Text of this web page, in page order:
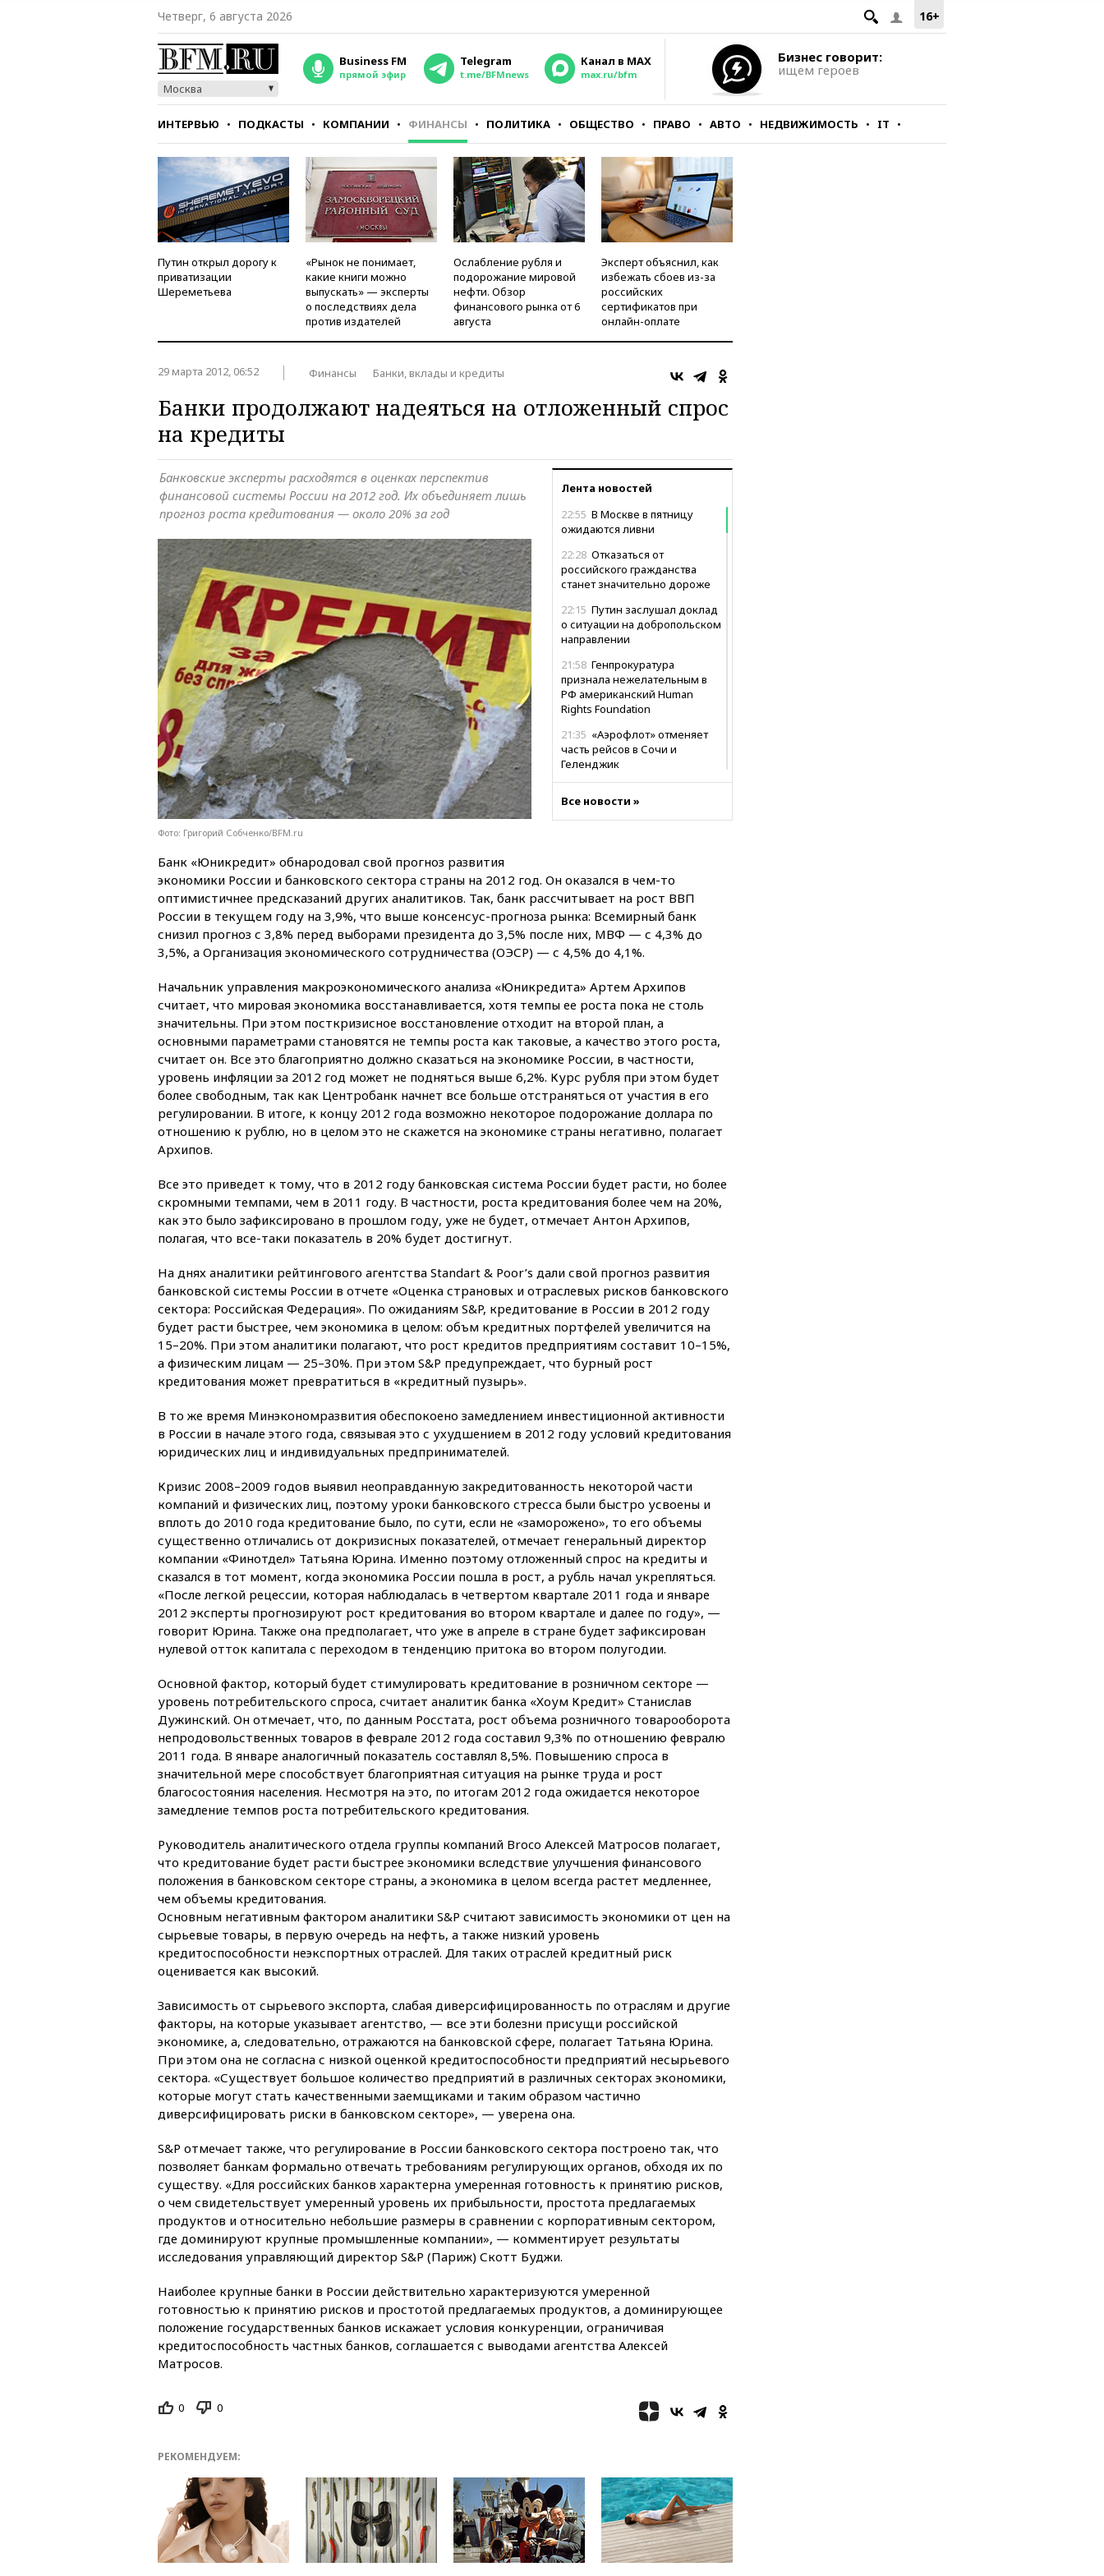
16+
Четверг, 6 августа 2026
Москва
Business FM
прямой эфир
Telegram
t.me/BFMnews
Канал в MAX
max.ru/bfm
Бизнес говорит:
ищем героев
ИНТЕРВЬЮ ПОДКАСТЫ КОМПАНИИ ФИНАНСЫ ПОЛИТИКА ОБЩЕСТВО ПРАВО АВТО НЕДВИЖИМОСТЬ IT
СТИЛЬ ТЕСТЫ
Путин открыл дорогу к
приватизации
Шереметьева
«Рынок не понимает,
какие книги можно
выпускать» — эксперты
о последствиях дела
против издателей
Ослабление рубля и
подорожание мировой
нефти. Обзор
финансового рынка от 6
августа
Эксперт объяснил, как
избежать сбоев из-за
российских
сертификатов при
онлайн-оплате
29 марта 2012, 06:52 Финансы Банки, вклады и кредиты
Банки продолжают надеяться на отложенный спрос
на кредиты
Лента новостей
22:55 В Москве в пятницу
ожидаются ливни
22:28 Отказаться от
российского гражданства
станет значительно дороже
22:15 Путин заслушал доклад
о ситуации на добропольском
направлении
21:58 Генпрокуратура
признала нежелательным в
РФ американский Human
Rights Foundation
21:35 «Аэрофлот» отменяет
часть рейсов в Сочи и
Геленджик
выиграл золото чемпионата
Европы в прыжках с 10-
концессии строительства ж/д
в Армении
В России вновь
обсуждают эксперимент по
онлайн-продаже алкоголя
20:45 Матвиенко: россиянам
могут рекомендовать не
посещать Армению
20:35ПВО за день сбила еще
281 украинский беспилотник
над Россией
20:27Ямпольская призвала
оптимизировать олимпиады
для поступления в вузы
БПЛА из средств на ремонт
20:00Зеленский 8 августа
посетит Сербию с
законопроект об отмене ЕГЭ
19:50Аэропорты Сочи и
Ярославля приостановили
работу
19:35 WP: Трамп призвал
доноров-республиканцев
19:20 Число ломбардов в РФ
превысило максимум 2022
Жуковский и аэропорт
Геленджика возобновили
работу
Путин уточнил порядок
присвоения воинских званий
добровольцам
18:50
Euractiv: восток
Финляндии приходит в упадок
без российских туристов
18:35
В Жуковском и
аэропорту Геленджика
18:21Зюганов присоединился
к критике «Яблока»
18:15Четыре человека
пострадали при атаках ВСУ на
Белгородскую область
18:00Совет мира выбрал
17:50Миронов призвал снять
«Яблоко» с выборов в Госдуму
«золотую акцию» в
управлении аэропортом
Шереметьево
автобусу в Запорожской
области
17:25В аэропортах Сочи и
Геленджика сняты
ограничения
17:17Власти РФ помогут
пострадавшему от атак на
16:55Экс-директору Popcorn
Books запросили четыре года
условно
16:46ЦБ: международные
резервы России снизились
16:35
На восстановление
Херсонской области направят
16:16The Guardian: ученые
США создали
гипоаллергенных собак
Два человека погибли
при атаках дронов ВСУ в
сальмонеллеза
14:57
Жара в Европе может
нанести ущерб экономике в
размере €800 млрд
14:49
Пентагон озаботился
Все новости »
Банковские эксперты расходятся в оценках перспектив
финансовой системы России на 2012 год. Их объединяет лишь
прогноз роста кредитования — около 20% за год
Фото: Григорий Собченко/BFM.ru
Банк «Юникредит» обнародовал свой прогноз развития
экономики России и банковского сектора страны на 2012 год. Он оказался в чем-то
оптимистичнее предсказаний других аналитиков. Так, банк рассчитывает на рост ВВП
России в текущем году на 3,9%, что выше консенсус-прогноза рынка: Всемирный банк
снизил прогноз с 3,8% перед выборами президента до 3,5% после них, МВФ — с 4,3% до
3,5%, а Организация экономического сотрудничества (ОЭСР) — с 4,5% до 4,1%.
Начальник управления макроэкономического анализа «Юникредита» Артем Архипов
считает, что мировая экономика восстанавливается, хотя темпы ее роста пока не столь
значительны. При этом посткризисное восстановление отходит на второй план, а
основными параметрами становятся не темпы роста как таковые, а качество этого роста,
считает он. Все это благоприятно должно сказаться на экономике России, в частности,
уровень инфляции за 2012 год может не подняться выше 6,2%. Курс рубля при этом будет
более свободным, так как Центробанк начнет все больше отстраняться от участия в его
регулировании. В итоге, к концу 2012 года возможно некоторое подорожание доллара по
отношению к рублю, но в целом это не скажется на экономике страны негативно, полагает
Архипов.
Все это приведет к тому, что в 2012 году банковская система России будет расти, но более
скромными темпами, чем в 2011 году. В частности, роста кредитования более чем на 20%,
как это было зафиксировано в прошлом году, уже не будет, отмечает Антон Архипов,
полагая, что все-таки показатель в 20% будет достигнут.
На днях аналитики рейтингового агентства Standart & Poor’s дали свой прогноз развития
банковской системы России в отчете «Оценка страновых и отраслевых рисков банковского
сектора: Российская Федерация». По ожиданиям S&P, кредитование в России в 2012 году
будет расти быстрее, чем экономика в целом: объм кредитных портфелей увеличится на
15–20%. При этом аналитики полагают, что рост кредитов предприятиям составит 10–15%,
а физическим лицам — 25–30%. При этом S&P предупреждает, что бурный рост
кредитования может превратиться в «кредитный пузырь».
В то же время Минэкономразвития обеспокоено замедлением инвестиционной активности
в России в начале этого года, связывая это с ухудшением в 2012 году условий кредитования
юридических лиц и индивидуальных предпринимателей.
Кризис 2008–2009 годов выявил неоправданную закредитованность некоторой части
компаний и физических лиц, поэтому уроки банковского стресса были быстро усвоены и
вплоть до 2010 года кредитование было, по сути, если не «заморожено», то его объемы
существенно отличались от докризисных показателей, отмечает генеральный директор
компании «Финотдел» Татьяна Юрина. Именно поэтому отложенный спрос на кредиты и
сказался в тот момент, когда экономика России пошла в рост, а рубль начал укрепляться.
«После легкой рецессии, которая наблюдалась в четвертом квартале 2011 года и январе
2012 эксперты прогнозируют рост кредитования во втором квартале и далее по году», —
говорит Юрина. Также она предполагает, что уже в апреле в стране будет зафиксирован
нулевой отток капитала с переходом в тенденцию притока во втором полугодии.
Основной фактор, который будет стимулировать кредитование в розничном секторе —
уровень потребительского спроса, считает аналитик банка «Хоум Кредит» Станислав
Дужинский. Он отмечает, что, по данным Росстата, рост объема розничного товарооборота
непродовольственных товаров в феврале 2012 года составил 9,3% по отношению февралю
2011 года. В январе аналогичный показатель составлял 8,5%. Повышению спроса в
значительной мере способствует благоприятная ситуация на рынке труда и рост
благосостояния населения. Несмотря на это, по итогам 2012 года ожидается некоторое
замедление темпов роста потребительского кредитования.
Руководитель аналитического отдела группы компаний Broco Алексей Матросов полагает,
что кредитование будет расти быстрее экономики вследствие улучшения финансового
положения в банковском секторе страны, а экономика в целом всегда растет медленнее,
чем объемы кредитования.
Основным негативным фактором аналитики S&P считают зависимость экономики от цен на
сырьевые товары, в первую очередь на нефть, а также низкий уровень
кредитоспособности неэкспортных отраслей. Для таких отраслей кредитный риск
оценивается как высокий.
Зависимость от сырьевого экспорта, слабая диверсифицированность по отраслям и другие
факторы, на которые указывает агентство, — все эти болезни присущи российской
экономике, а, следовательно, отражаются на банковской сфере, полагает Татьяна Юрина.
При этом она не согласна с низкой оценкой кредитоспособности предприятий несырьевого
сектора. «Существует большое количество предприятий в различных секторах экономики,
которые могут стать качественными заемщиками и таким образом частично
диверсифицировать риски в банковском секторе», — уверена она.
S&P отмечает также, что регулирование в России банковского сектора построено так, что
позволяет банкам формально отвечать требованиям регулирующих органов, обходя их по
существу. «Для российских банков характерна умеренная готовность к принятию рисков,
о чем свидетельствует умеренный уровень их прибыльности, простота предлагаемых
продуктов и относительно небольшие размеры в сравнении с корпоративным сектором,
где доминируют крупные промышленные компании», — комментирует результаты
исследования управляющий директор S&P (Париж) Скотт Буджи.
Наиболее крупные банки в России действительно характеризуются умеренной
готовностью к принятию рисков и простотой предлагаемых продуктов, а доминирующее
положение государственных банков искажает условия конкуренции, ограничивая
кредитоспособность частных банков, соглашается с выводами агентства Алексей
Матросов.
0 0
РЕКОМЕНДУЕМ: